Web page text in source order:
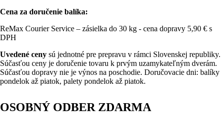
Cena za doručenie balíka:
ReMax Courier Service – zásielka do 30 kg - cena dopravy 5,90 € s
DPH
Uvedené ceny sú jednotné pre prepravu v rámci Slovenskej republiky.
Súčasťou ceny je doručenie tovaru k prvým uzamykateľným dverám.
Súčasťou dopravy nie je výnos na poschodie. Doručovacie dni: balíky
pondelok až piatok, palety pondelok až piatok.
OSOBNÝ ODBER ZDARMA